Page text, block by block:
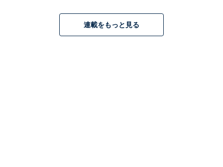
連載をもっと見る